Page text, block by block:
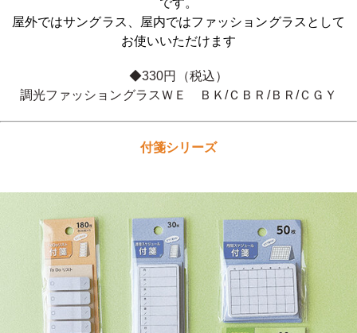
です。
屋外ではサングラス、屋内ではファッショングラスとして
お使いいただけます
◆330円（税込）
調光ファッショングラスＷＥ ＢＫ/ＣＢＲ/ＢＲ/ＣＧＹ
付箋シリーズ